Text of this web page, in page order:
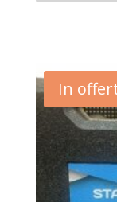
In